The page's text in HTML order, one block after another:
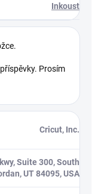
Inkoust
Prosím
Cricut, Inc.
Suite 300, South
UT 84095, USA